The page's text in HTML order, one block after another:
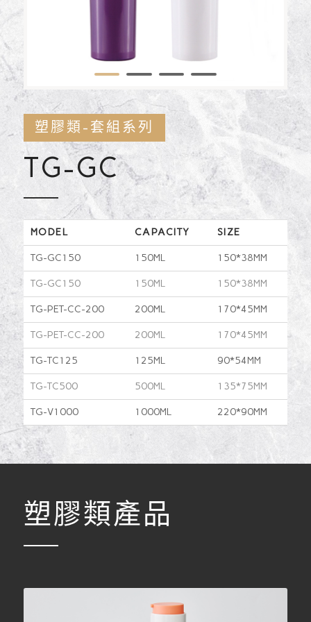
塑膠類-套組系列
TG-GC
MODEL CAPACITY SIZE
TG-GC150 150ML 150*38MM
TG-GC150 150ML 150*38MM
TG-PET-CC-200 200ML 170*45MM
TG-PET-CC-200 200ML 170*45MM
TG-TC125 125ML 90*54MM
TG-TC500 500ML 135*75MM
TG-V1000 1000ML 220*90MM
塑膠類產品